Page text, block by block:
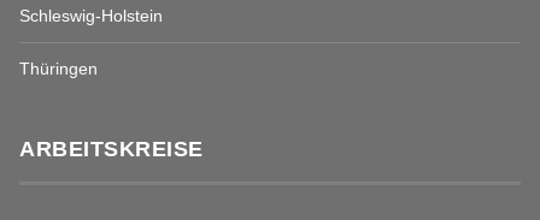
Schleswig-Holstein
Thüringen
ARBEITSKREISE